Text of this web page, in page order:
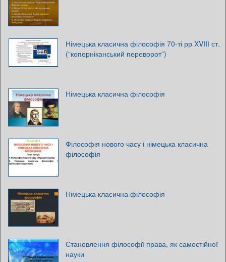
Німецька класична філософія 70-ті рр XVIIІ ст.
(“коперніканський переворот”)
Німецька класична філософія
Філософія нового часу і німецька класична
філософія
Німецька класична філософія
Становлення філософії права, як самостійної
науки